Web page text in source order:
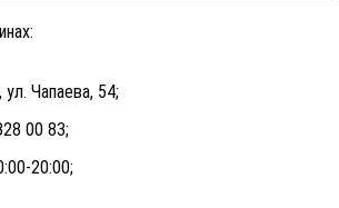
Чапаева, 54;
00 83;
20:00;